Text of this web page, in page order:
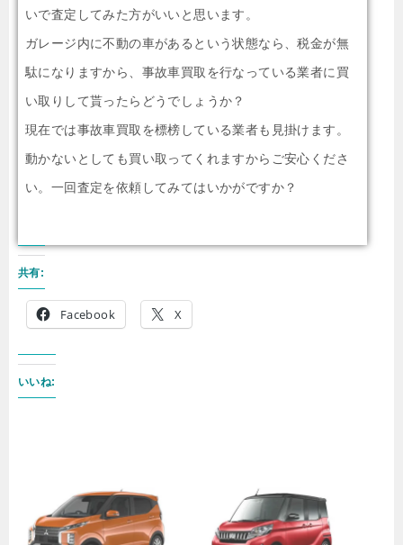
いで査定してみた方がいいと思います。
ガレージ内に不動の車があるという状態なら、税金が無
駄になりますから、事故車買取を行なっている業者に買
い取りして貰ったらどうでしょうか？
現在では事故車買取を標榜している業者も見掛けます。
動かないとしても買い取ってくれますからご安心くださ
い。一回査定を依頼してみてはいかがですか？
共有:
Facebook X
いいね: